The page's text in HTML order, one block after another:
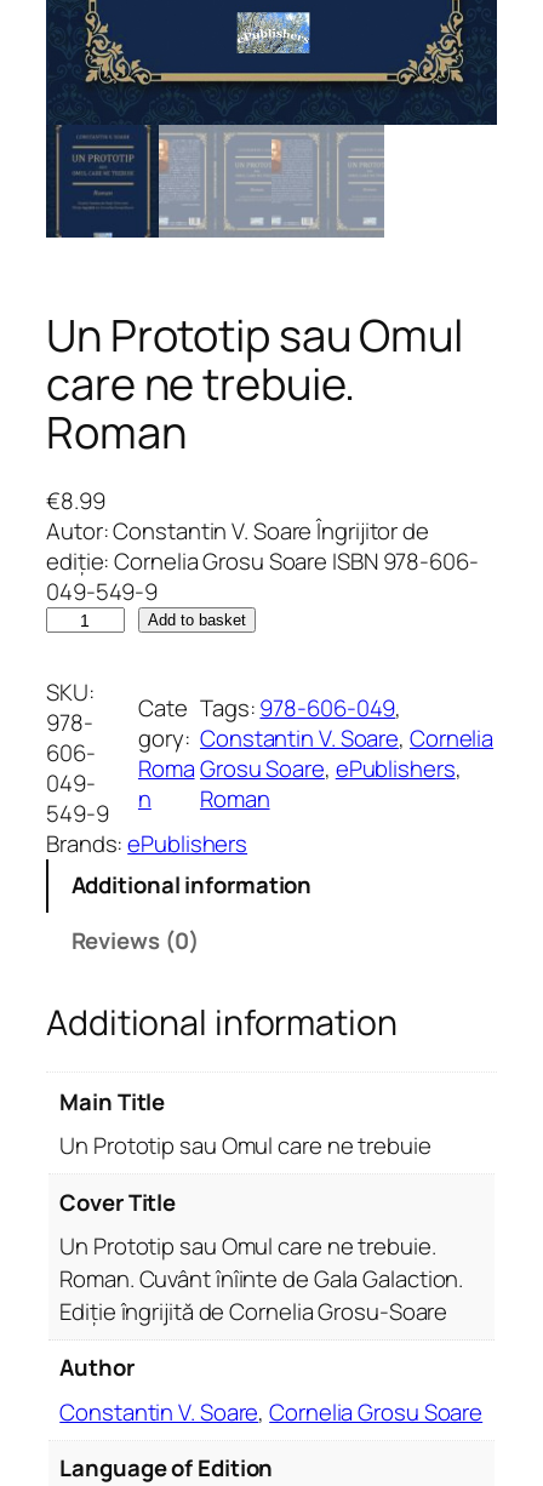
Un Prototip sau Omul
care ne trebuie.
Roman
€8.99
Autor: Constantin V. Soare Îngrijitor de
ediție: Cornelia Grosu Soare ISBN 978-606-
049-549-9
P
r
o
t
o
t
i
O
m
u
a
r
u
Add to basket
SKU:
978-
606-
049-
549-9
Cate
gory:
Roma
n
Tags:978-606-049
Constantin V. Soare, Cornelia
Grosu Soare, ePublishers
Roman
Brands:ePublishers
Additional information
Reviews (0)
Additional information
Main Title
Un Prototip sau Omul care ne trebuie
Cover Title
Un Prototip sau Omul care ne trebuie.
Roman. Cuvânt înîinte de Gala Galaction.
Ediție îngrijită de Cornelia Grosu-Soare
Author
Constantin V. Soare,Cornelia Grosu Soare
Language of Edition